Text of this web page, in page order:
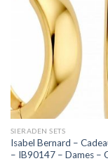
SIERADEN SETS
Isabel Bernard –
– IB90147 – Dames –